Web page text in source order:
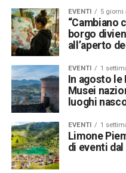
EVENTI 5 giorni
“Cambiano
borgo
all’aperto
EVENTI 1
In agosto le
Musei
luoghi
EVENTI 1
Limone
di eventi